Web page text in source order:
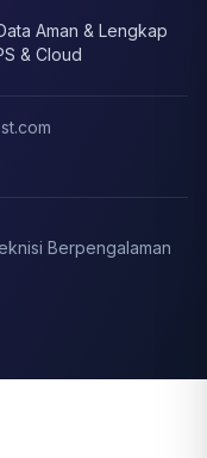
Aman & Lengkap
& Cloud
Berpengalaman